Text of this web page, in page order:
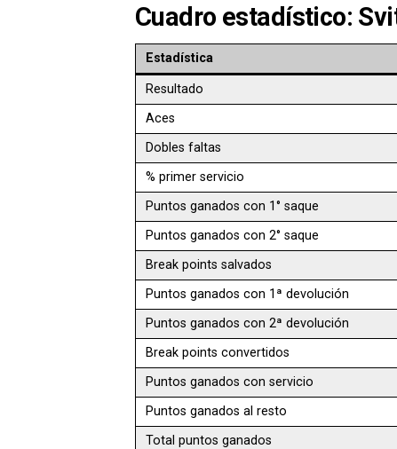
Cuadro estadístico:
Estadística
Resultado
Aces
Dobles faltas
% primer servicio
Puntos ganados con 1° saque
Puntos ganados con 2° saque
Break points salvados
Puntos ganados con 1ª devolución
Puntos ganados con 2ª devolución
Break points convertidos
Puntos ganados con servicio
Puntos ganados al resto
Total puntos ganados